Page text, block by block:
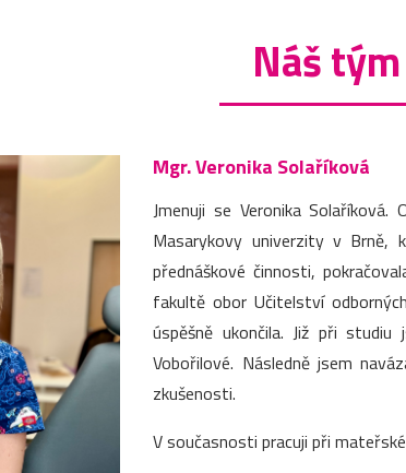
Náš tým
Mgr. Veronika Solaříková
Jmenuji se Veronika
Masarykovy univerzity v Brně,
přednáškové činnosti,
fakultě obor Učitelství
úspěšně ukončila. Již při
Vobořilové. Následně jsem
zkušenosti.
V současnosti pracuji při